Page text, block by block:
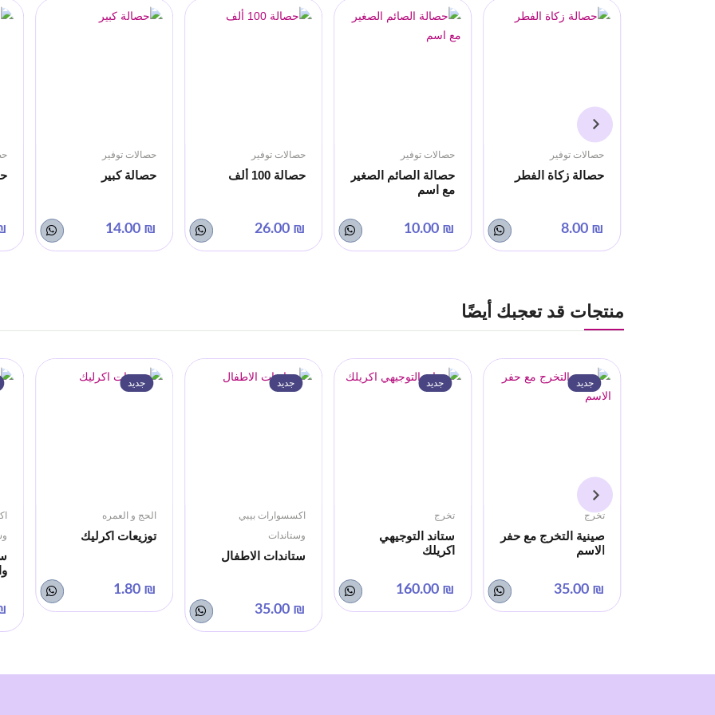
حصالات توفير
حصالة زكاة الفطر
₪ 8.00
حصالات توفير
حصالة الصائم الصغير
مع اسم
₪ 10.00
حصالات توفير
حصالة 100 ألف
₪ 26.00
حصالات توفير
حصالة كبير
₪ 14.00
منتجات قد تعجبك أيضًا
جديد
تخرج
صينية التخرج مع حفر
الاسم
₪ 35.00
جديد
تخرج
ستاند التوجيهي
اكريلك
₪ 160.00
جديد
اكسسوارات بيبي
وستاندات
ستاندات الاطفال
₪ 35.00
جديد
الحج و العمره
توزيعات اكرليك
₪ 1.80